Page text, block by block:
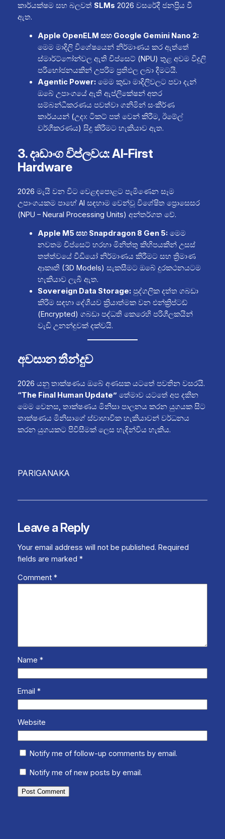
කාර්යක්ෂම සහ බලවත් SLMs 2026 වසරේදී ජනප්‍රිය වී
ඇත.
Apple OpenELM සහ Google Gemini Nano 2:
මෙම මාදිලි විශේෂයෙන් නිර්මාණය කර ඇත්තේ
ස්මාර්ට්ෆෝන්වල ඇති චිප්සෙට් (NPU) තුළ අවම විදුලි
පරිභෝජනයකින් උපරිම ප්‍රතිඵල ලබා දීමටයි.
Agentic Power:මෙම කුඩා මාදිලිවලට පවා දැන්
ඔබේ උපාංගයේ ඇති ඇප්ලිකේෂන් අතර
සම්බන්ධීකරණය පවත්වා ගනිමින් සංකීර්ණ
කාර්යයන් (උදා: ටිකට් පත් වෙන් කිරීම, ඊමේල්
වර්ගීකරණය) සිදු කිරීමට හැකියාව ඇත.
3. දෘඩාංග විප්ලවය: AI-First
Hardware
2026 මැයි වන විට වෙළඳපොළට පැමිණෙන සෑම
උපාංගයකම පාහේ AI සඳහාම වෙන්වූ විශේෂිත ප්‍රොසෙසර
(NPU – Neural Processing Units) අන්තර්ගත වේ.
Apple M5 සහ Snapdragon 8 Gen 5:මෙම
නවතම චිප්සෙට් හරහා මිනිත්තු කිහිපයකින් උසස්
තත්ත්වයේ වීඩියෝ නිර්මාණය කිරීමට සහ ත්‍රිමාණ
ආකෘති (3D Models) සැකසීමට ඔබේ දුරකථනයටම
හැකියාව ලැබී ඇත.
Sovereign Data Storage:පුද්ගලික දත්ත ගබඩා
කිරීම සඳහා දේශීයව ක්‍රියාත්මක වන එන්ක්‍රිප්ටඩ්
(Encrypted) ගබඩා පද්ධති කෙරෙහි පරිශීලකයින්
වැඩි උනන්දුවක් දක්වයි.
අවසාන තීන්දුව
2026 යනු තාක්ෂණය ඔබේ අණසක යටතේ පවතින වසරයි.
“The Final Human Update” තේමාව යටතේ අප දකින
මෙම වෙනස, තාක්ෂණය මිනිසා පාලනය කරන යුගයක සිට
තාක්ෂණය මිනිසාගේ ස්වාභාවික හැකියාවන් වර්ධනය
කරන යුගයකට පිවිසීමක් ලෙස හැඳින්විය හැකිය.
PARIGANAKA
Leave a Reply
Your email address will not be published. Required
fields are marked *
Comment *
Name *
Email *
Website
Notify me of follow-up comments by email.
Notify me of new posts by email.